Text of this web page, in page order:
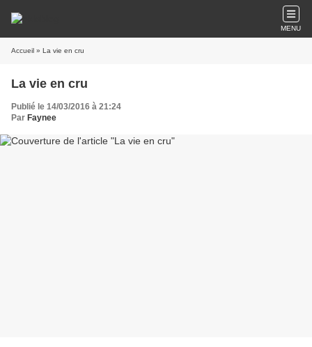
MENU
Accueil » La vie en cru
La vie en cru
Publié le 14/03/2016 à 21:24
Par Faynee